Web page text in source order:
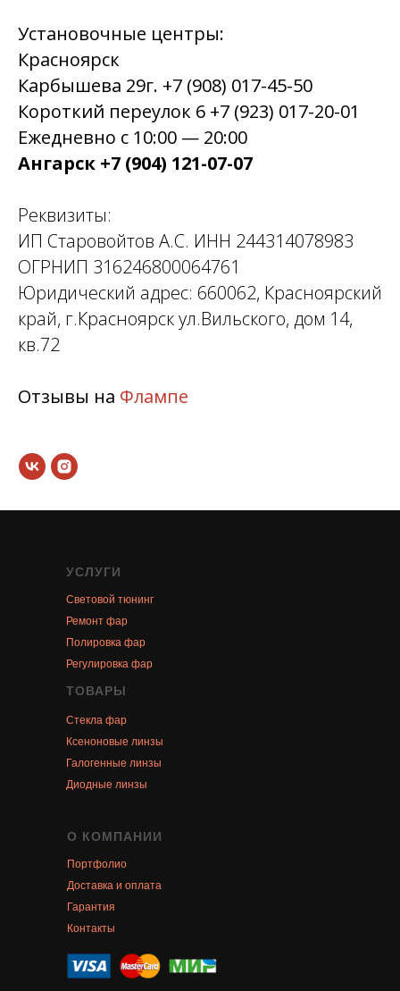
Установочные центры:
Красноярск
Карбышева 29г. +7 (908) 017-45-50
Короткий переулок 6 +7 (923) 017-20-01
Ежедневно с 10:00 — 20:00
Ангарск +7 (904) 121-07-07
Реквизиты:
ИП Старовойтов А.С. ИНН 244314078983
ОГРНИП 316246800064761
Юридический адрес: 660062, Красноярский
край, г.Красноярск ул.Вильского, дом 14,
кв.72
Отзывы на Флампе
УСЛУГИ
Световой тюнинг
Ремонт фар
Полировка фар
Регулировка фар
ТОВАРЫ
Стекла фар
Ксеноновые линзы
Галогенные линзы
Диодные линзы
О КОМПАНИИ
Портфолио
Доставка и оплата
Гарантия
Контакты